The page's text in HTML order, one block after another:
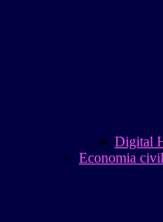
Digital
Economia